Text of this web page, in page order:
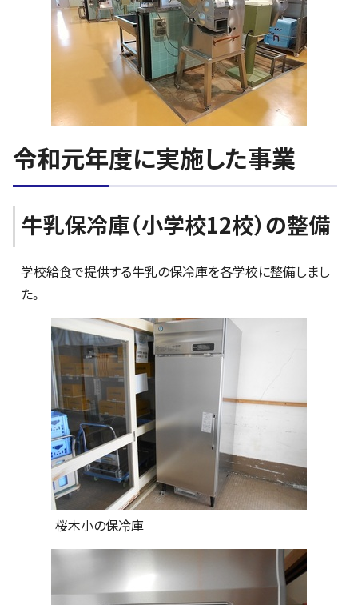
令和元年度に実施した事業
牛乳保冷庫（小学校12校）の整備
学校給食で提供する牛乳の保冷庫を各学校に整備しまし
た。
桜木小の保冷庫